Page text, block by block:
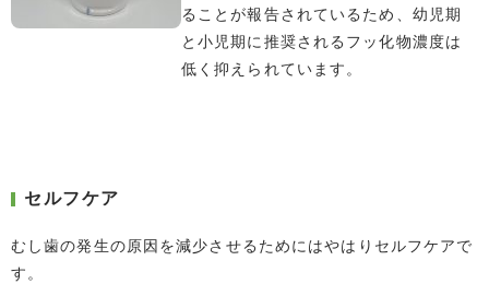
ることが報告されているため、幼児期
と小児期に推奨されるフッ化物濃度は
低く抑えられています。
セルフケア
むし歯の発生の原因を減少させるためにはやはりセルフケアで
す。